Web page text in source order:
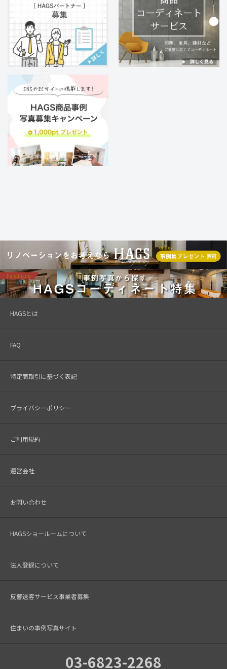
HAGSとは
FAQ
特定商取引に基づく表記
プライバシーポリシー
ご利用規約
運営会社
お問い合わせ
HAGSショールームについて
法人登録について
反響送客サービス事業者募集
住まいの事例写真サイト
03-6823-2268